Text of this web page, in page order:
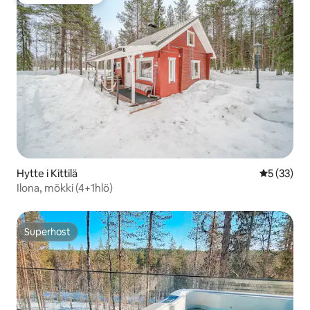
Hytte i Kittilä 5 ud af 5 i
5 (33)
Ilona, mökki (4+1hlö)
Superhost
Superhost